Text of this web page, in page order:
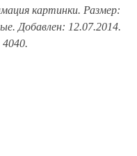
картинки. Размер:
Добавлен: 12.07.2014.